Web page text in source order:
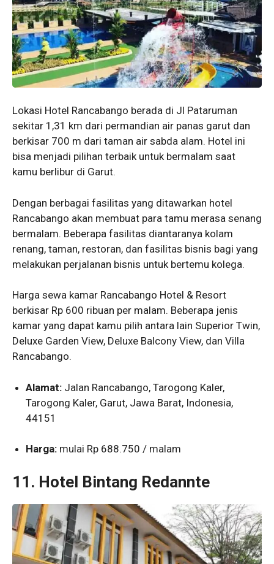
Lokasi Hotel Rancabango berada di Jl Pataruman
sekitar 1,31 km dari permandian air panas garut dan
berkisar 700 m dari taman air sabda alam. Hotel ini
bisa menjadi pilihan terbaik untuk bermalam saat
kamu berlibur di Garut.
Dengan berbagai fasilitas yang ditawarkan hotel
Rancabango akan membuat para tamu merasa senang
bermalam. Beberapa fasilitas diantaranya kolam
renang, taman, restoran, dan fasilitas bisnis bagi yang
melakukan perjalanan bisnis untuk bertemu kolega.
Harga sewa kamar Rancabango Hotel & Resort
berkisar Rp 600 ribuan per malam. Beberapa jenis
kamar yang dapat kamu pilih antara lain Superior Twin,
Deluxe Garden View, Deluxe Balcony View, dan Villa
Rancabango.
Alamat: Jalan Rancabango, Tarogong Kaler,
Tarogong Kaler, Garut, Jawa Barat, Indonesia,
44151
Harga: mulai Rp 688.750 / malam
11. Hotel Bintang Redannte